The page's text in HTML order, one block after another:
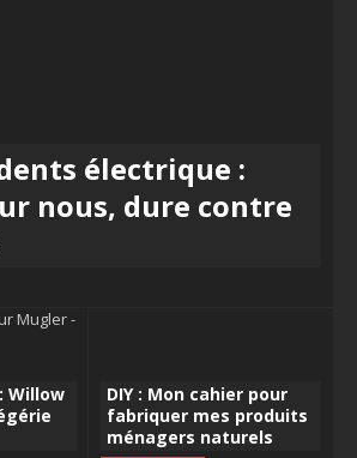
électrique :
nous, dure contre
Willow
DIY : Mon cahier pour
fabriquer mes produits
ménagers naturels